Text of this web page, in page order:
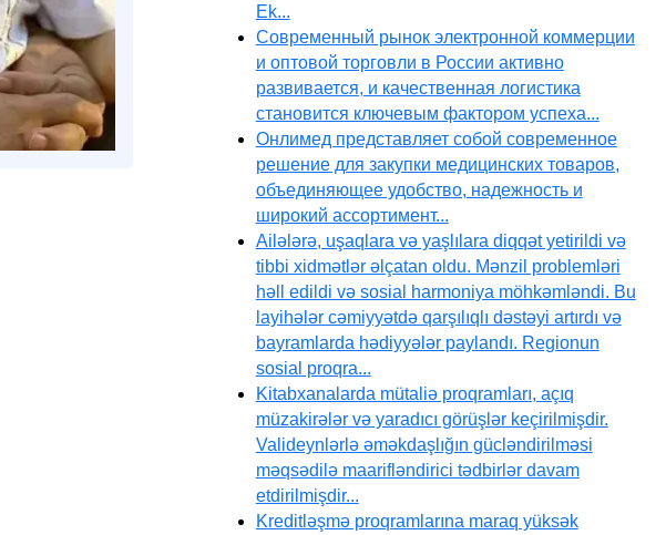
Ek...
Современный рынок электронной коммерции
и оптовой торговли в России активно
развивается, и качественная логистика
становится ключевым фактором успеха...
Онлимед представляет собой современное
решение для закупки медицинских товаров,
объединяющее удобство, надежность и
широкий ассортимент...
Ailələrə, uşaqlara və yaşlılara diqqət yetirildi və
tibbi xidmətlər əlçatan oldu. Mənzil problemləri
həll edildi və sosial harmoniya möhkəmləndi. Bu
layihələr cəmiyyətdə qarşılıqlı dəstəyi artırdı və
bayramlarda hədiyyələr paylandı. Regionun
sosial proqra...
Kitabxanalarda mütaliə proqramları, açıq
müzakirələr və yaradıcı görüşlər keçirilmişdir.
Valideynlərlə əməkdaşlığın gücləndirilməsi
məqsədilə maarifləndirici tədbirlər davam
etdirilmişdir...
Kreditləşmə proqramlarına maraq yüksək